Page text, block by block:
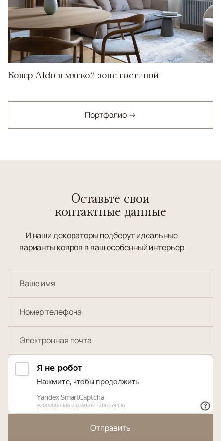
Ковер Aldo в мягкой зоне гостиной
Портфолио →
Оставьте свои
контактные данные
И наши декораторы подберут идеальные
варианты ковров в ваш особенный интерьер
Отправить